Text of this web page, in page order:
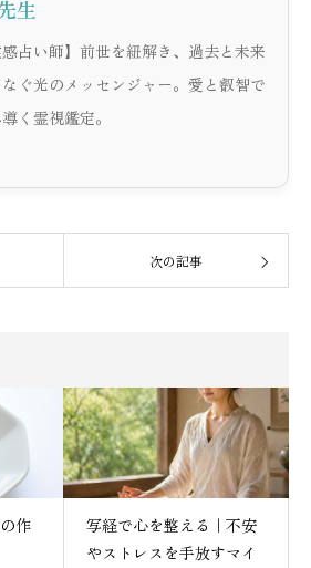
生
感占い師】前世を紐解き、過去と未来
ぐ光のメッセンジャー。愛と叡智で
く霊視鑑定。
次の記事
作
写経で心を整える｜不安
やストレスを手放すマイ